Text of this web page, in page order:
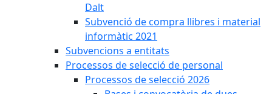
Dalt
Subvenció de compra llibres i material
informàtic 2021
Subvencions a entitats
Processos de selecció de personal
Processos de selecció 2026